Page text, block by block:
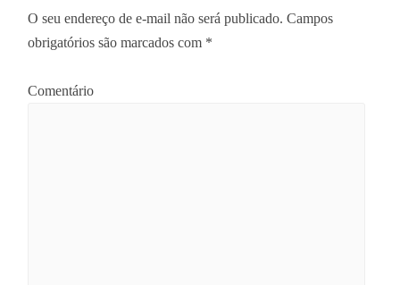
O seu endereço de e-mail não será publicado. Campos
obrigatórios são marcados com *
Comentário